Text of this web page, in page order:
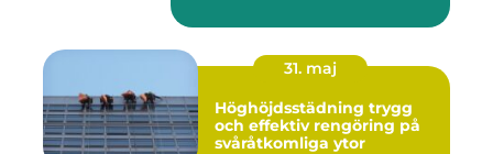
31. maj
Höghöjdsstädning trygg
och effektiv rengöring på
svåråtkomliga ytor